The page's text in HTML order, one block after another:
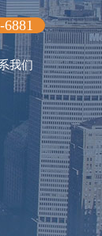
6881
我们